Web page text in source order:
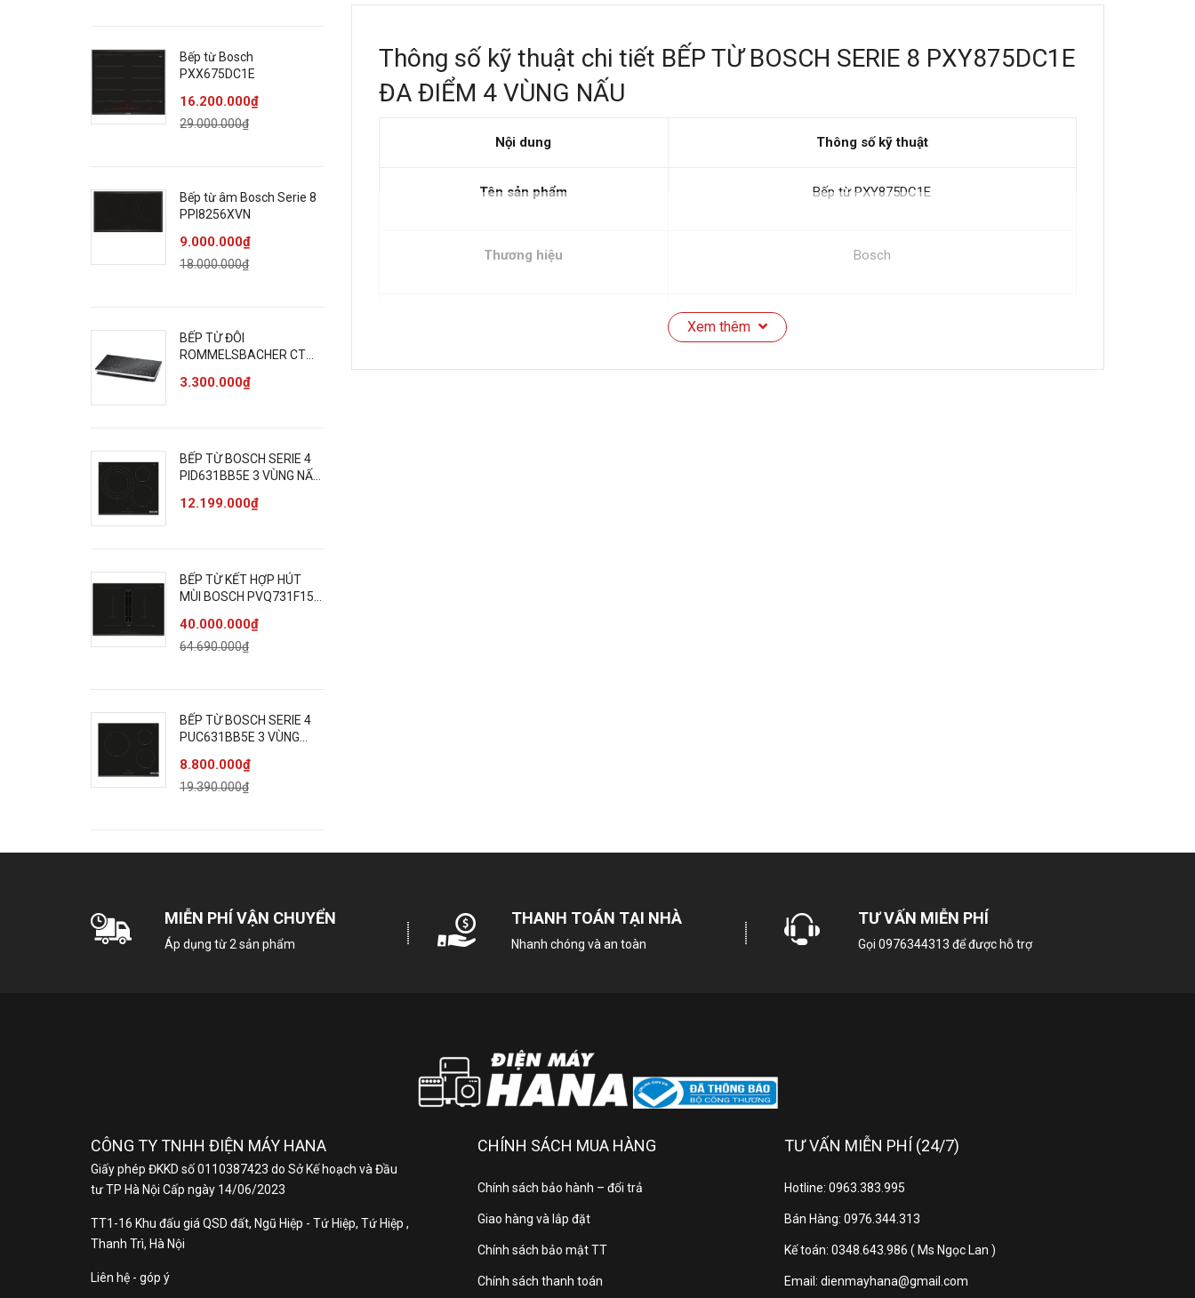
Thông số kỹ thuật chi tiết BẾP TỪ BOSCH SERIE 8 PXY875DC1E
ĐA ĐIỂM 4 VÙNG NẤU
Nội dung Thông số kỹ thuật
Tên sản phẩm Bếp từ PXY875DC1E
Thương hiệu Bosch
Độ dày tối thiểu của bàn đá 16mm
Chức năng an toàn
Chiều dài dây điện 110cm
Cường độ dòng điện 20A
Tần số 50; 60Hz
Xem thêm
Bếp từ Bosch
PXX675DC1E
16.200.000₫
29.000.000₫
Bếp từ âm Bosch Serie 8
PPI8256XVN
9.000.000₫
18.000.000₫
BẾP TỪ ĐÔI
ROMMELSBACHER CT
3.300.000₫
BẾP TỪ BOSCH SERIE 4
PID631BB5E 3 VÙNG NẤU
12.199.000₫
BẾP TỪ KẾT HỢP HÚT
MÙI BOSCH PVQ731F15E
40.000.000₫
64.690.000₫
BẾP TỪ BOSCH SERIE 4
PUC631BB5E 3 VÙNG
8.800.000₫
19.390.000₫
MIỄN PHÍ VẬN CHUYỂN
Áp dụng từ 2 sản phẩm
THANH TOÁN TẠI NHÀ
Nhanh chóng và an toàn
TƯ VẤN MIỄN PHÍ
Gọi 0976344313 để được hỗ trợ
CÔNG TY TNHH ĐIỆN MÁY HANA
Giấy phép ĐKKD số 0110387423 do Sở Kế hoạch và Đầu
tư TP Hà Nội Cấp ngày 14/06/2023
TT1-16 Khu đấu giá QSD đất, Ngũ Hiệp - Tứ Hiệp, Tứ Hiệp ,
Thanh Trì, Hà Nội
Liên hệ - góp ý
CHÍNH SÁCH MUA HÀNG
Chính sách bảo hành – đổi trả
Giao hàng và lắp đặt
Chính sách bảo mật TT
Chính sách thanh toán
TƯ VẤN MIỄN PHÍ (24/7)
Hotline: 0963.383.995
Bán Hàng: 0976.344.313
Kế toán: 0348.643.986 ( Ms Ngọc Lan )
Email: dienmayhana@gmail.com